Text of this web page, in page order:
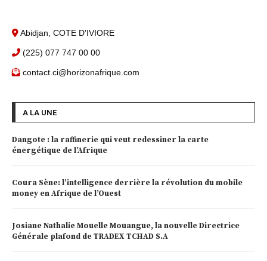
Abidjan, COTE D'IVIORE
(225) 077 747 00 00
contact.ci@horizonafrique.com
A LA UNE
Dangote : la raffinerie qui veut redessiner la carte
énergétique de l’Afrique
Coura Sène: l’intelligence derrière la révolution du mobile
money en Afrique de l’Ouest
Josiane Nathalie Mouelle Mouangue, la nouvelle Directrice
Générale plafond de TRADEX TCHAD S.A